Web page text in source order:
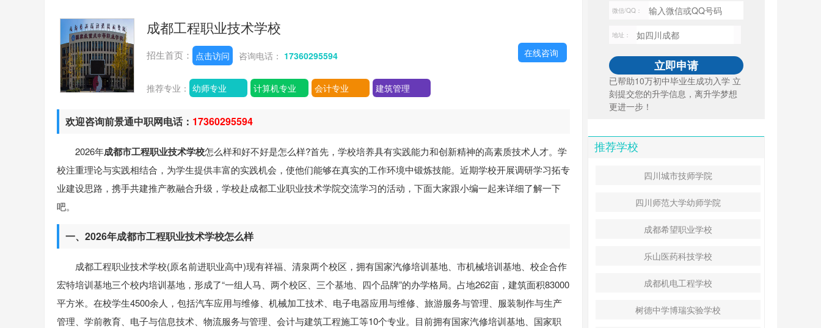
成都工程职业技术学校
招生首页： 点击访问 咨询电话： 17360295594
推荐专业： 幼师专业 计算机专业 会计专业 建筑管理
在线咨询
欢迎咨询前景通中职网电话： 17360295594
2026年成都市工程职业技术学校怎么样和好不好是怎么样?首先，学校培养具有实践能力和创新精神的高素质技术人才。学
校注重理论与实践相结合，为学生提供丰富的实践机会，使他们能够在真实的工作环境中锻炼技能。近期学校开展调研学习拓专
业建设思路，携手共建推产教融合升级，学校赴成都工业职业技术学院交流学习的活动，下面大家跟小编一起来详细了解一下
吧。
一、2026年成都市工程职业技术学校怎么样
成都工程职业技术学校(原名前进职业高中)现有祥福、清泉两个校区，拥有国家汽修培训基地、市机械培训基地、校企合作
宏特培训基地三个校内培训基地，形成了“一组人马、两个校区、三个基地、四个品牌”的办学格局。占地262亩，建筑面积83000
平方米。在校学生4500余人，包括汽车应用与维修、机械加工技术、电子电器应用与维修、旅游服务与管理、服装制作与生产
管理、学前教育、电子与信息技术、物流服务与管理、会计与建筑工程施工等10个专业。目前拥有国家汽修培训基地、国家职
微信/QQ：
地址：
已帮助10万初中毕业生成功入学 立
刻提交您的升学信息，离升学梦想
更进一步！
推荐学校
四川城市技师学院
四川师范大学幼师学院
成都希望职业学校
乐山医药科技学校
成都机电工程学校
树德中学博瑞实验学校